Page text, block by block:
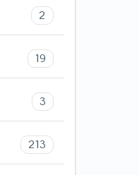
2
19
3
213